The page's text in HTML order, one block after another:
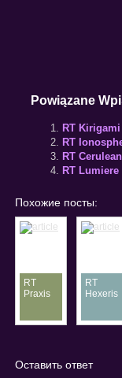
Powiązane
RT Kirigami
RT
RT Cerulean
RT Lumiere
Похожие посты:
RT
Praxis
RT
Hexeris
Оставить ответ